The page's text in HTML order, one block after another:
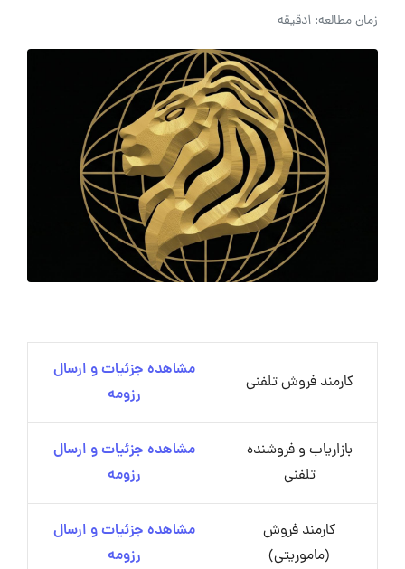
زمان مطالعه: 1دقیقه
کارمند فروش تلفنی
مشاهده جزئیات و ارسال
رزومه
بازاریاب و فروشنده
تلفنی
مشاهده جزئیات و ارسال
رزومه
کارمند فروش
(ماموریتی)
مشاهده جزئیات و ارسال
رزومه